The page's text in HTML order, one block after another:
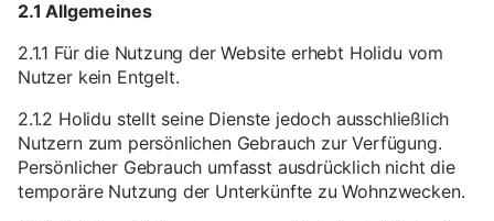
2.1 Allgemeines
2.1.1 Für die Nutzung der Website erhebt Holidu vom
Nutzer kein Entgelt.
2.1.2 Holidu stellt seine Dienste jedoch ausschließlich
Nutzern zum persönlichen Gebrauch zur Verfügung.
Persönlicher Gebrauch umfasst ausdrücklich nicht die
temporäre Nutzung der Unterkünfte zu Wohnzwecken.